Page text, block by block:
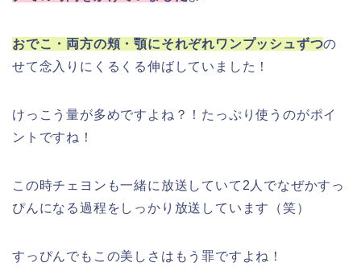
おでこ・両方の頬・顎にそれぞれワンプッシュずつの
せて念入りにくるくる伸ばしていました！
けっこう量が多めですよね？！たっぷり使うのがポイ
ントですね！
この時チェヨンも一緒に放送していて2人でなぜかすっ
ぴんになる過程をしっかり放送しています（笑）
すっぴんでもこの美しさはもう罪ですよね！